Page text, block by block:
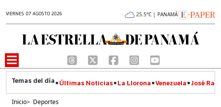
VIERNES 07 AGOSTO 2026 25.5°C | PANAMÁ
Últimas Noticias La Llorona Venezuela José
Inicio> Deportes